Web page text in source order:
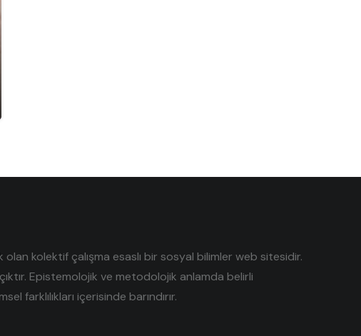
kolektif çalışma esaslı bir sosyal bilimler web sitesidir.
Epistemolojik ve metodolojik anlamda belirli
farklılıkları içerisinde barındırır.